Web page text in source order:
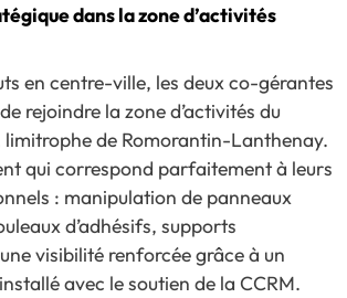
dans la zone d’activités
en centre-ville, les deux co-gérantes
rejoindre la zone d’activités du
de Romorantin-Lanthenay.
qui correspond parfaitement à leurs
: manipulation de panneaux
d’adhésifs, supports
visibilité renforcée grâce à un
avec le soutien de la CCRM.